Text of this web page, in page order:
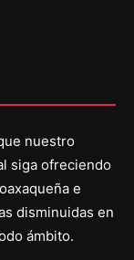
nuestro
siga ofreciendo
e
disminuidas en
ámbito.